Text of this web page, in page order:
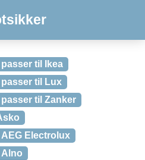
til Ikea
til Lux
til Zanker
Electrolux